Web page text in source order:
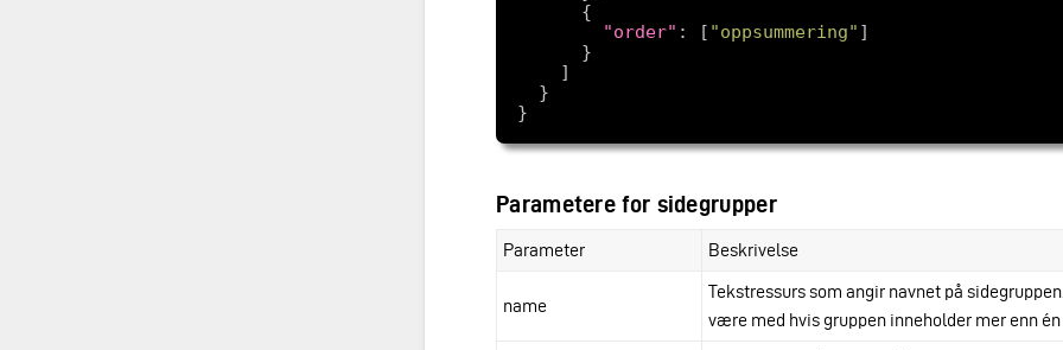
"order" : [ "oppsummering"
Parametere for sidegrupper
Parameter Beskrivelse
name
Tekstressurs som angir navnet på
være med hvis gruppen inneholder mer enn én